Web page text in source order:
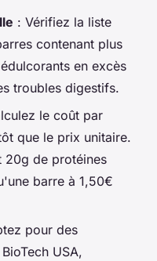
: Vérifiez la liste
contenant plus
en excès
troubles digestifs.
le coût par
que le prix unitaire.
20g de protéines
barre à 1,50€
pour des
USA,